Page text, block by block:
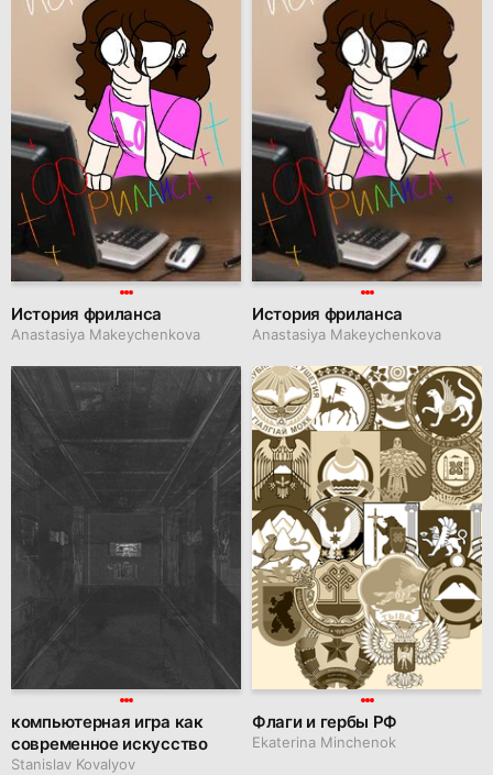
История фриланса
Anastasiya Makeychenkova
История фриланса
Anastasiya Makeychenkova
компьютерная игра как
современное искусство
Stanislav Kovalyov
Флаги и гербы РФ
Ekaterina Minchenok